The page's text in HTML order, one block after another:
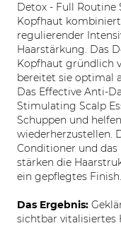
Detox - Full Routine
Kopfhaut
regulierender
Haarstärkung. Das
Kopfhaut gründlich
bereitet sie optimal
Das Effective Anti-
Stimulating Scalp
Schuppen und
wiederherzustellen.
Conditioner und
stärken die
ein gepflegtes Finish.
Das Ergebnis:
sichtbar vitalisiertes